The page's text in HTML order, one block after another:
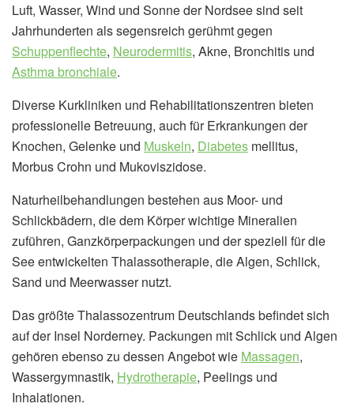
Luft, Wasser, Wind und Sonne der Nordsee sind seit
Jahrhunderten als segensreich gerühmt gegen
Schuppenflechte, Neurodermitis, Akne, Bronchitis und
Asthma bronchiale.
Diverse Kurkliniken und Rehabilitationszentren bieten
professionelle Betreuung, auch für Erkrankungen der
Knochen, Gelenke und Muskeln, Diabetes mellitus,
Morbus Crohn und Mukoviszidose.
Naturheilbehandlungen bestehen aus Moor- und
Schlickbädern, die dem Körper wichtige Mineralien
zuführen, Ganzkörperpackungen und der speziell für die
See entwickelten Thalassotherapie, die Algen, Schlick,
Sand und Meerwasser nutzt.
Das größte Thalassozentrum Deutschlands befindet sich
auf der Insel Norderney. Packungen mit Schlick und Algen
gehören ebenso zu dessen Angebot wie Massagen,
Wassergymnastik, Hydrotherapie, Peelings und
Inhalationen.